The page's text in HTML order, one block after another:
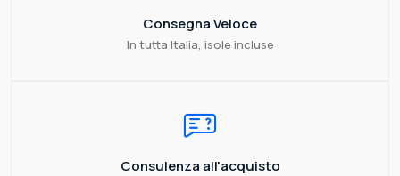
Consegna Veloce
In tutta Italia, isole incluse
Consulenza all'acquisto